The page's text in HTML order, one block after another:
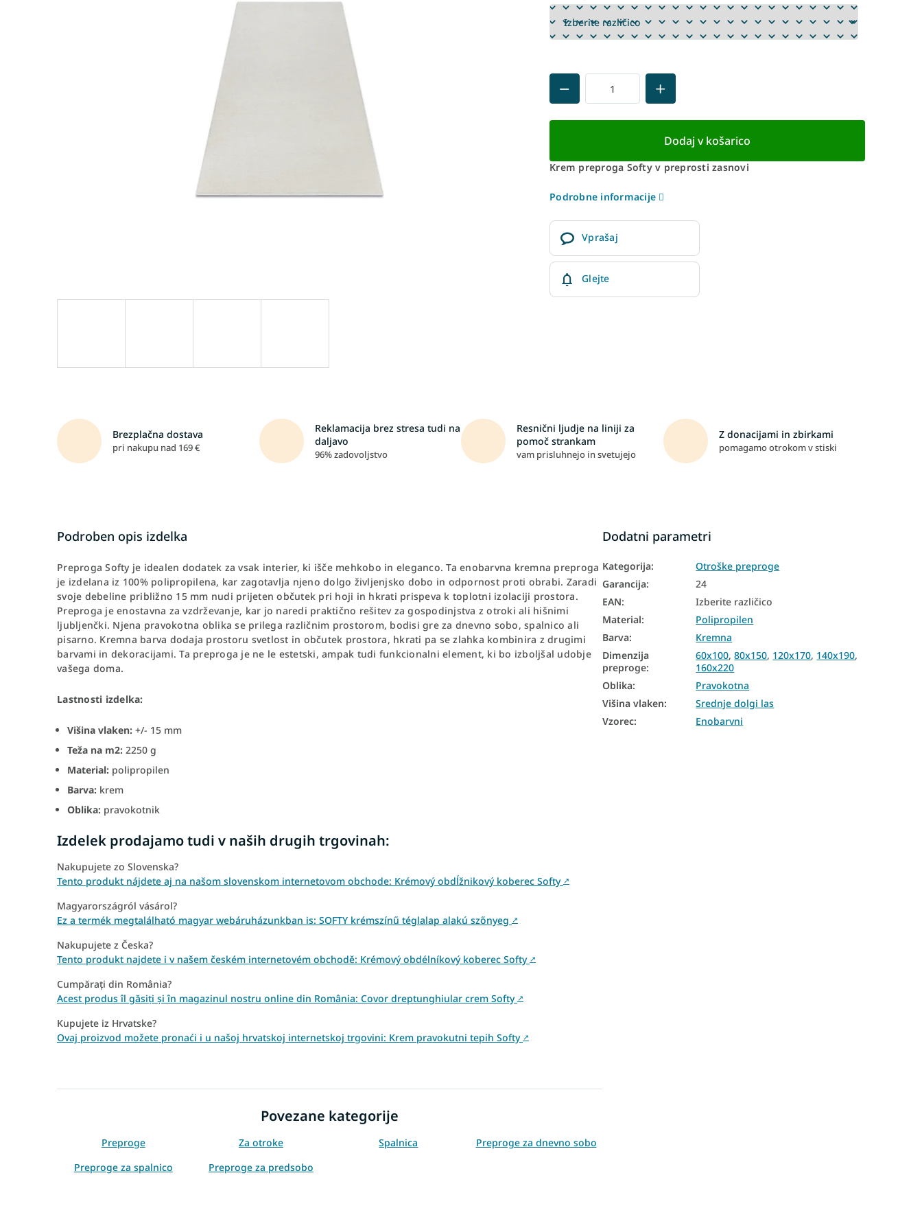
Dodaj v košarico
Krem preproga Softy v preprosti zasnovi
Podrobne informacije
Vprašaj
Glejte
Brezplačna dostava
pri nakupu nad 169 €
Reklamacija brez stresa tudi na
daljavo
96% zadovoljstvo
Resnični ljudje na liniji za
pomoč strankam
vam prisluhnejo in svetujejo
Z donacijami in zbirkami
pomagamo otrokom v stiski
Podroben opis izdelka
Preproga Softy je idealen dodatek za vsak interier, ki išče mehkobo in eleganco. Ta enobarvna kremna preproga
je izdelana iz 100% polipropilena, kar zagotavlja njeno dolgo življenjsko dobo in odpornost proti obrabi. Zaradi
svoje debeline približno 15 mm nudi prijeten občutek pri hoji in hkrati prispeva k toplotni izolaciji prostora.
Preproga je enostavna za vzdrževanje, kar jo naredi praktično rešitev za gospodinjstva z otroki ali hišnimi
ljubljenčki. Njena pravokotna oblika se prilega različnim prostorom, bodisi gre za dnevno sobo, spalnico ali
pisarno. Kremna barva dodaja prostoru svetlost in občutek prostora, hkrati pa se zlahka kombinira z drugimi
barvami in dekoracijami. Ta preproga je ne le estetski, ampak tudi funkcionalni element, ki bo izboljšal udobje
vašega doma.
Lastnosti izdelka:
Višina vlaken: +/- 15 mm
Teža na m2: 2250 g
Material: polipropilen
Barva: krem
Oblika: pravokotnik
Izdelek prodajamo tudi v naših drugih trgovinah:
Nakupujete zo Slovenska?
Tento produkt nájdete aj na našom slovenskom internetovom obchode: Krémový obdĺžnikový koberec Softy ↗
Magyarországról vásárol?
Ez a termék megtalálható magyar webáruházunkban is: SOFTY krémszínű téglalap alakú szőnyeg ↗
Nakupujete z Česka?
Tento produkt najdete i v našem českém internetovém obchodě: Krémový obdélníkový koberec Softy ↗
Cumpărați din România?
Acest produs îl găsiți și în magazinul nostru online din România: Covor dreptunghiular crem Softy ↗
Kupujete iz Hrvatske?
Ovaj proizvod možete pronaći i u našoj hrvatskoj internetskoj trgovini: Krem pravokutni tepih Softy ↗
Povezane kategorije
Preproge Za otroke Spalnica
Preproge za dnevno sobo
Preproge za spalnico
Preproge za predsobo
Dodatni parametri
Kategorija:
Otroške preproge
Garancija:
24
EAN:
Izberite različico
Material:
Polipropilen
Barva:
Kremna
Dimenzija
preproge:
60x100,80x150, 120x170, 140x190,
160x220
Oblika:
Pravokotna
Višina vlaken:
Srednje dolgi las
Vzorec: Enobarvni